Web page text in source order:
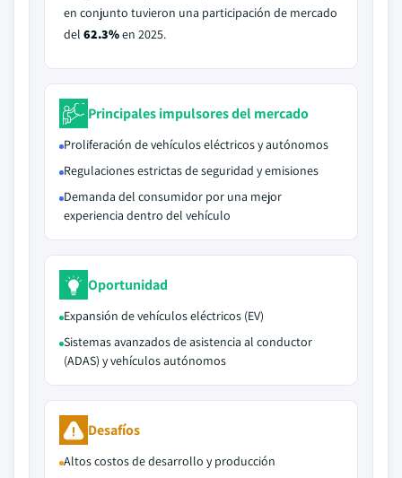
en conjunto tuvieron una participación de mercado
del 62.3%en 2025.
Principales impulsores del mercado
Proliferación de vehículos eléctricos y autónomos
Regulaciones estrictas de seguridad y emisiones
Demanda del consumidor por una mejor
experiencia dentro del vehículo
Oportunidad
Expansión de vehículos eléctricos (EV)
Sistemas avanzados de asistencia al conductor
(ADAS) y vehículos autónomos
Desafíos
Altos costos de desarrollo y producción